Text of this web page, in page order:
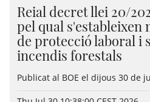
Reial decret llei 20/
pel qual s'estableixen
de protecció laboral i
incendis forestals
Publicat al BOE el dijous 30 de